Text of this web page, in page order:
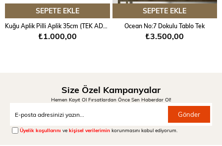
Farklı çerçeve renk tercihleriniz için sipariş oluştururken
sipariş notuna istediğiniz çerçeve rengini yazmanız
Not:
SEPETE EKLE
₺1.000,00
SEPETE EKLE
Ocean No:7 Dokulu Tablo Tek
₺3.500,00
Size Özel Kampanyalar
Hemen Kayıt Ol Fırsatlardan Önce Sen Haberdar Ol!
Gönder
Üyelik koşullarını ve kişisel verilerimin korunmasını kabul ediyorum.